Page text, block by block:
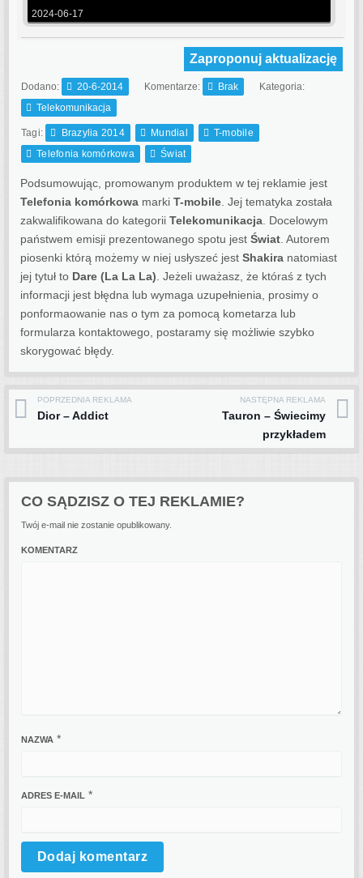
2024-06-17
Zaproponuj aktualizację
Dodano: 20-6-2014 Komentarze: Brak
Kategoria:
Telekomunikacja
Tagi: Brazylia 2014 Mundial
T-mobile
Telefonia komórkowa
Świat
Podsumowując, promowanym produktem w tej reklamie jest
Telefonia komórkowa marki T-mobile . Jej tematyka została
zakwalifikowana do kategorii Telekomunikacja . Docelowym
państwem emisji prezentowanego spotu jest Świat Autorem
piosenki którą możemy w niej usłyszeć jest Shakira natomiast
jej tytuł to Dare (La La La) . Jeżeli uważasz, że któraś z tych
informacji jest błędna lub wymaga uzupełnienia, prosimy o
ponformaowanie nas o tym za pomocą kometarza lub
formularza kontaktowego, postaramy się możliwie szybko
skorygować błędy.
Post navigation
POPRZEDNIA REKLAMA
Dior – Addict
NASTĘPNA REKLAMA
Tauron – Świecimy
przykładem
CO SĄDZISZ O TEJ REKLAMIE?
Twój e-mail nie zostanie opublikowany.
KOMENTARZ
NAZWA *
ADRES E-MAIL *